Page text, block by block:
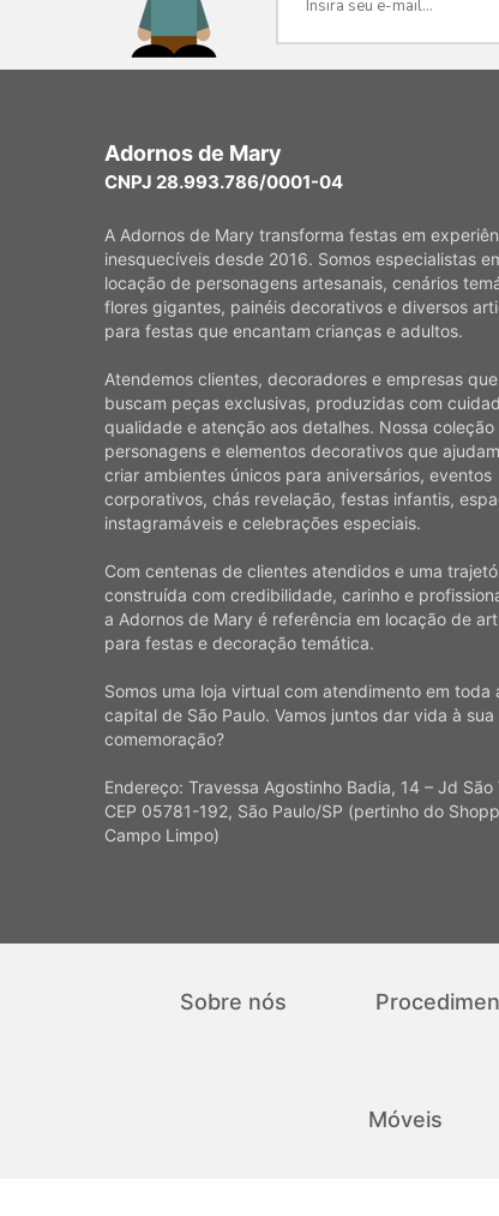
Adornos de Mary
CNPJ 28.993.786/0001-04
A Adornos de Mary transforma festas em
inesquecíveis desde 2016. Somos especialistas
locação de personagens artesanais, cenários
flores gigantes, painéis decorativos e diversos
para festas que encantam crianças e adultos.
Atendemos clientes, decoradores e empresas que
buscam peças exclusivas, produzidas com
qualidade e atenção aos detalhes. Nossa coleção
personagens e elementos decorativos que
criar ambientes únicos para aniversários, eventos
corporativos, chás revelação, festas infantis,
instagramáveis e celebrações especiais.
Com centenas de clientes atendidos e uma
construída com credibilidade, carinho e
a Adornos de Mary é referência em locação de
para festas e decoração temática.
Somos uma loja virtual com atendimento em toda
capital de São Paulo. Vamos juntos dar vida à sua
comemoração?
Endereço: Travessa Agostinho Badia, 14 – Jd São
CEP 05781-192, São Paulo/SP (pertinho do
Campo Limpo)
Sobre nós
Móveis